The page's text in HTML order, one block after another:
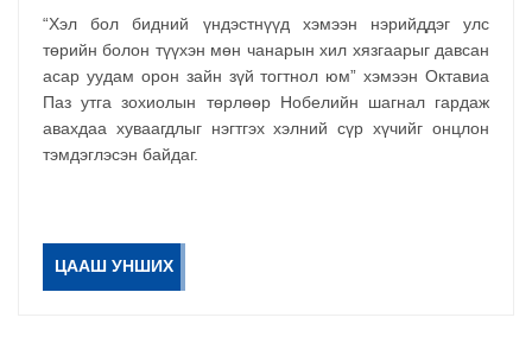
“Хэл бол бидний үндэстнүүд хэмээн нэрийддэг улс
төрийн болон түүхэн мөн чанарын хил хязгаарыг давсан
асар уудам орон зайн зүй тогтнол юм” хэмээн Октавиа
Паз утга зохиолын төрлөөр Нобелийн шагнал гардаж
авахдаа хуваагдлыг нэгтгэх хэлний сүр хүчийг онцлон
тэмдэглэсэн байдаг.
ЦААШ УНШИХ